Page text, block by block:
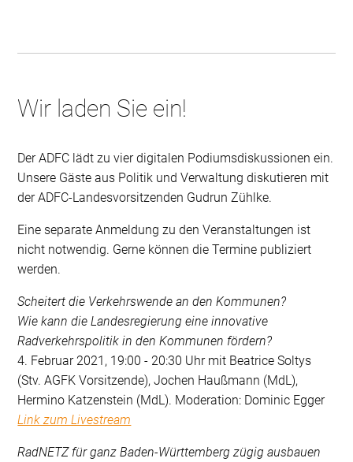
Wir laden Sie ein!
Der ADFC lädt zu vier digitalen Podiumsdiskussionen ein.
Unsere Gäste aus Politik und Verwaltung diskutieren mit
der ADFC-Landesvorsitzenden Gudrun Zühlke.
Eine separate Anmeldung zu den Veranstaltungen ist
nicht notwendig. Gerne können die Termine publiziert
werden.
Scheitert die Verkehrswende an den Kommunen?
Wie kann die Landesregierung eine innovative
Radverkehrspolitik in den Kommunen fördern?
4. Februar 2021, 19:00 - 20:30 Uhr mit Beatrice Soltys
(Stv. AGFK Vorsitzende), Jochen Haußmann (MdL),
Hermino Katzenstein (MdL). Moderation: Dominic Egger
Link zum Livestream
RadNETZ für ganz Baden-Württemberg zügig ausbauen